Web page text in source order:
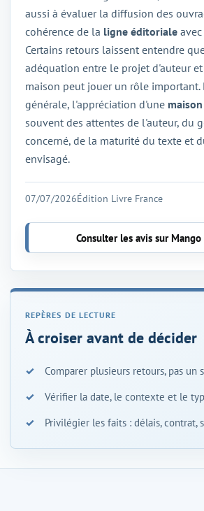
aussi à évaluer la diffusion des
cohérence de la ligne éditoriale
Certains retours laissent entendre
adéquation entre le projet d'auteur
maison peut jouer un rôle important.
générale, l'appréciation d'une
souvent des attentes de l'auteur, du
concerné, de la maturité du texte et
envisagé.
07/07/2026Édition Livre France
Consulter les avis sur
À croiser avant de décider
Comparer plusieurs retours, pas un
Vérifier la date, le contexte et le
Privilégier les faits : délais, contrat,